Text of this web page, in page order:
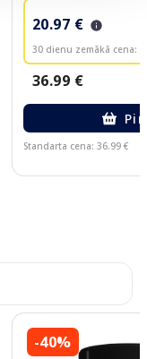
20.97 €
30 dienu zemākā cena:
36.99 €
Standarta cena: 36.99 €
-40%